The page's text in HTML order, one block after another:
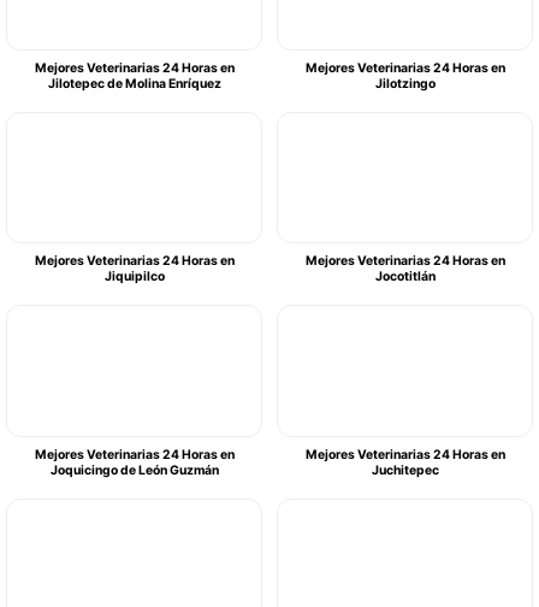
Mejores Veterinarias 24 Horas en
Jilotepec de Molina Enríquez
Mejores Veterinarias 24 Horas en
Jilotzingo
Mejores Veterinarias 24 Horas en
Jiquipilco
Mejores Veterinarias 24 Horas en
Jocotitlán
Mejores Veterinarias 24 Horas en
Joquicingo de León Guzmán
Mejores Veterinarias 24 Horas en
Juchitepec